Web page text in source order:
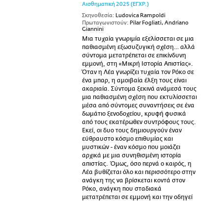
Αισθηματική 2025 (ΕΓΧΡ.)
Σκηνοθεσία: Ludovica Rampoldi
Πρωταγωνιστούν: Pilar Fogliati, Andriano
Giannini
Μια τυχαία γνωριμία εξελίσσεται σε μια
παθιασμένη εξωσυζυγική σχέση… αλλά
σύντομα μετατρέπεται σε επικίνδυνη
εμμονή, στη «Μικρή Ιστορία Απιστίας».
Όταν η Λέα γνωρίζει τυχαία τον Ρόκο σε
ένα μπαρ, η αμοιβαία έλξη τους είναι
ακαριαία. Σύντομα ξεκινά ανάμεσά τους
μια παθιασμένη σχέση που εκτυλίσσεται
μέσα από σύντομες συναντήσεις σε ένα
δωμάτιο ξενοδοχείου, κρυφή φυσικά
από τους εκατέρωθεν συντρόφους τους.
Εκεί, οι δυο τους δημιουργούν έναν
εύθραυστο κόσμο επιθυμίας και
μυστικών - έναν κόσμο που μοιάζει
αρχικά με μια συνηθισμένη ιστορία
απιστίας. Όμως, όσο περνά ο καιρός, η
Λέα βυθίζεται όλο και περισσότερο στην
ανάγκη της να βρίσκεται κοντά στον
Ρόκο, ανάγκη που σταδιακά
μετατρέπεται σε εμμονή και την οδηγεί